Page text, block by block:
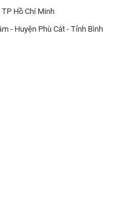
Hồ Chí Minh
- Huyện Phù Cát - Tỉnh Bình